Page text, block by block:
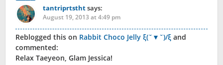
tantriprtsthtsays:
August 19, 2013 at 4:49 pm
Reblogged this on Rabbit Choco Jelly ξ(ˇ▼ˇ)/ξ and
commented:
Relax Taeyeon, Glam Jessica!